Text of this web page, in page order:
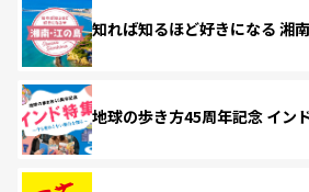
知れば知るほど好きになる 湘
地球の歩き方45周年記念 イン